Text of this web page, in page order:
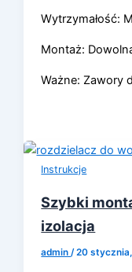
Wytrzymałość:
Montaż:
Ważne: Zawory
Instrukcje
Szybki
izolacja
admin/20